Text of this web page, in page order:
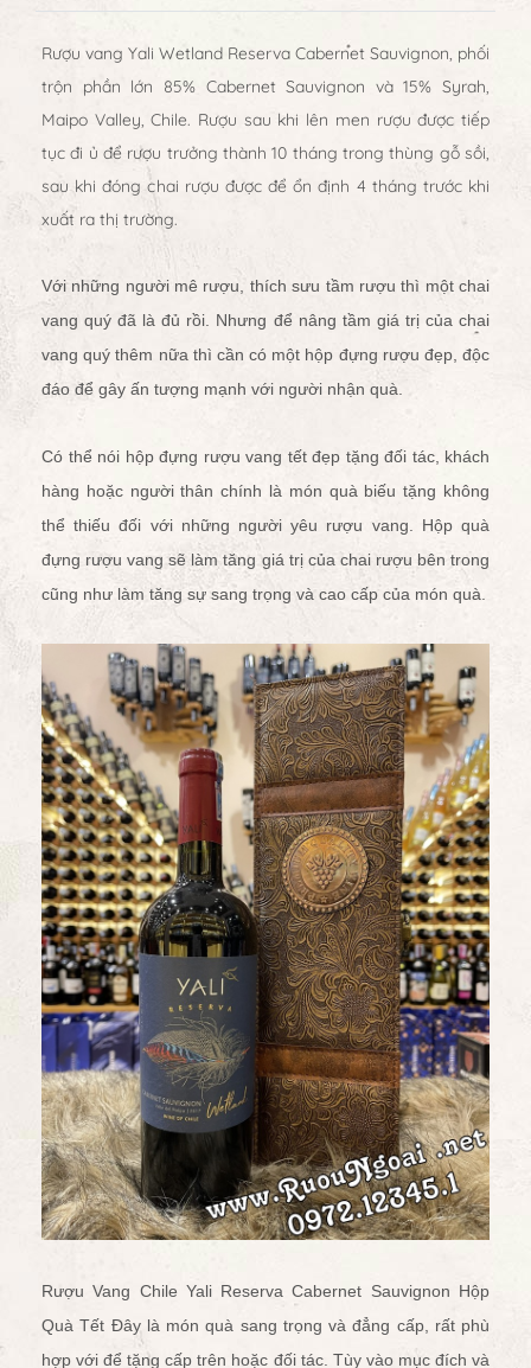
Rượu vang Yali Wetland Reserva Cabernet Sauvignon, phối
trộn phần lớn 85% Cabernet Sauvignon và 15% Syrah,
Maipo Valley, Chile. Rượu sau khi lên men rượu được tiếp
tục đi ủ để rượu trưởng thành 10 tháng trong thùng gỗ sồi,
sau khi đóng chai rượu được để ổn định 4 tháng trước khi
xuất ra thị trường.
Với những người mê rượu, thích sưu tầm rượu thì một chai
vang quý đã là đủ rồi. Nhưng để nâng tầm giá trị của chai
vang quý thêm nữa thì cần có một hộp đựng rượu đẹp, độc
đáo để gây ấn tượng mạnh với người nhận quà.
Có thể nói hộp đựng rượu vang tết đẹp tặng đối tác, khách
hàng hoặc người thân chính là món quà biếu tặng không
thể thiếu đối với những người yêu rượu vang. Hộp quà
đựng rượu vang sẽ làm tăng giá trị của chai rượu bên trong
cũng như làm tăng sự sang trọng và cao cấp của món quà.
Rượu Vang Chile Yali Reserva Cabernet Sauvignon Hộp
Quà Tết Đây là món quà sang trọng và đẳng cấp, rất phù
hợp với để tặng cấp trên hoặc đối tác. Tùy vào mục đích và